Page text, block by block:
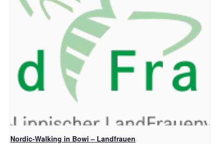
Nordic-Walking in Bowi – Landfrauen